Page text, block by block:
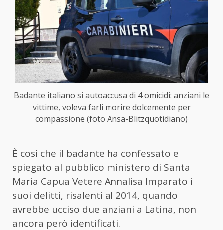
Badante italiano si autoaccusa di 4 omicidi: anziani le
vittime, voleva farli morire dolcemente per
compassione (foto Ansa-Blitzquotidiano)
È così che il badante ha confessato e
spiegato al pubblico ministero di Santa
Maria Capua Vetere Annalisa Imparato i
suoi delitti, risalenti al 2014, quando
avrebbe ucciso due anziani a Latina, non
ancora però identificati.